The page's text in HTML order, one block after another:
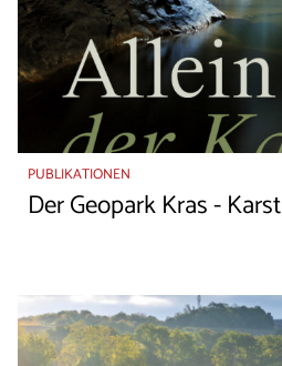
PUBLIKATIONEN
Der Geopark Kras - Karst